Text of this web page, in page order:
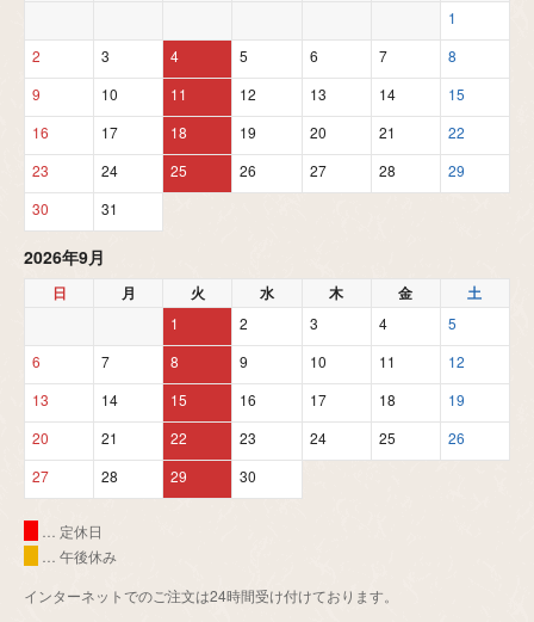
1
2
3 4 5 6 7
8
9
10 11 12 13 14
15
16
17 18 19 20 21
22
23
24 25 26 27 28
29
30
31
2026年9月
日 月 火 水 木 金 土
1 2 3 4
5
6
7 8 9 10 11
12
13
14 15 16 17 18
19
20
21 22 23 24 25
26
27
28 29 30
… 定休日
… 午後休み
インターネットでのご注文は24時間受け付けております。